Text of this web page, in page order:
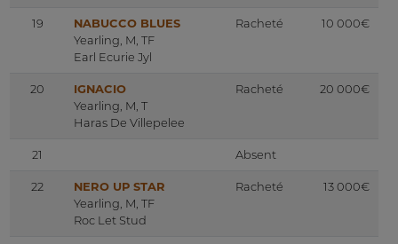
19
NABUCCO BLUES
Yearling, M, TF
Earl Ecurie Jyl
Racheté 10 000€
20
IGNACIO
Yearling, M, T
Haras De Villepelee
Racheté 20 000€
21 Absent
22
NERO UP STAR
Yearling, M, TF
Roc Let Stud
Racheté 13 000€